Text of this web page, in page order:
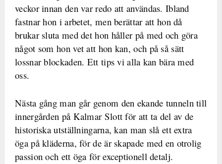
veckor innan den var redo att användas. Ibland
fastnar hon i arbetet, men berättar att hon då
brukar sluta med det hon håller på med och göra
något som hon vet att hon kan, och på så sätt
lossnar blockaden. Ett tips vi alla kan bära med
oss.
Nästa gång man går genom den ekande tunneln till
innergården på Kalmar Slott för att ta del av de
historiska utställningarna, kan man slå ett extra
öga på kläderna, för de är skapade med en otrolig
passion och ett öga för exceptionell detalj.